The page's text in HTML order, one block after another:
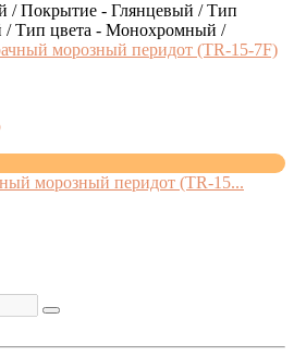
/ Покрытие - Глянцевый / Тип
/ Тип цвета - Монохромный /
морозный перидот (TR-15...